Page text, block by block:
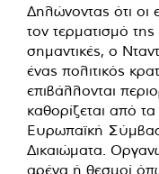
Δηλώνοντας ότι οι
τον τερματισμό
σημαντικές, ο
ένας πολιτικός
επιβάλλονται
καθορίζεται από
Ευρωπαϊκή
Δικαιώματα.
αρένα ή θεσμοί